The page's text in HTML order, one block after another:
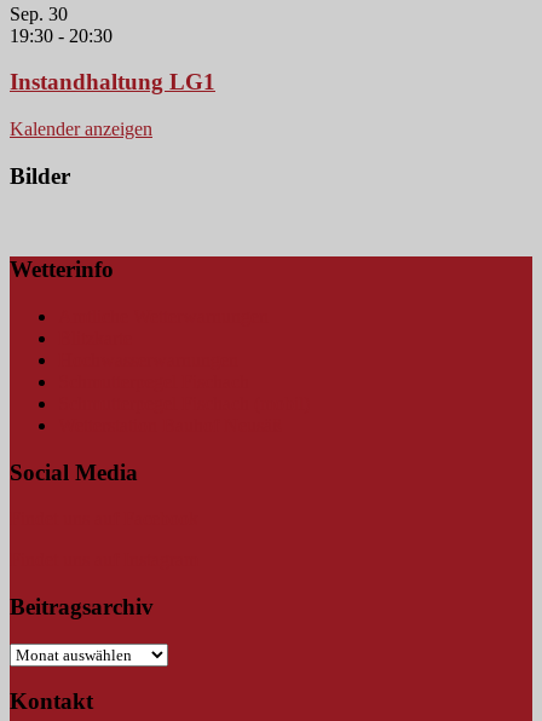
Sep. 30
19:30 - 20:30
Instandhaltung LG1
Kalender anzeigen
Bilder
Wetterinfo
Social Media
Beitragsarchiv
Beitragsarchiv
Kontakt